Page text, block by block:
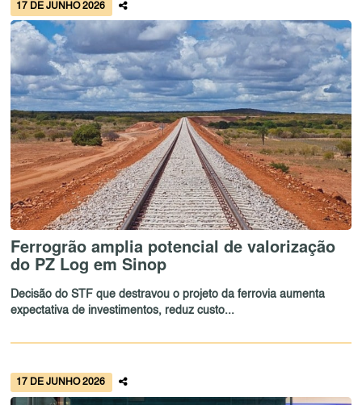
17 DE JUNHO 2026
Ferrogrão amplia potencial de valorização
do PZ Log em Sinop
Decisão do STF que destravou o projeto da ferrovia aumenta
expectativa de investimentos, reduz custo...
17 DE JUNHO 2026